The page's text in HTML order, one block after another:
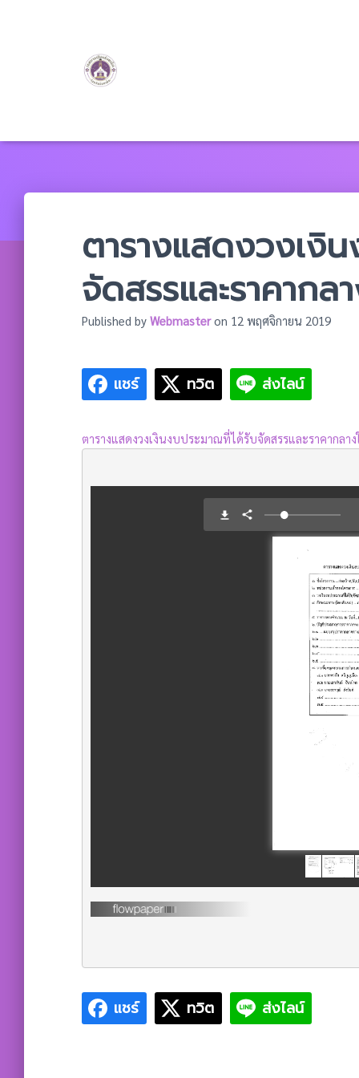
ตารางแสดงวงเงิ
จัดสรรและราคากล
Published by Webmasteron 12 พฤศจิกายน 2019
แชร์ ทวิต ส่งไลน์
ตารางแสดงวงเงินงบประมาณที่ได้รับจัดสรรและราคากลาง
แชร์ ทวิต ส่งไลน์